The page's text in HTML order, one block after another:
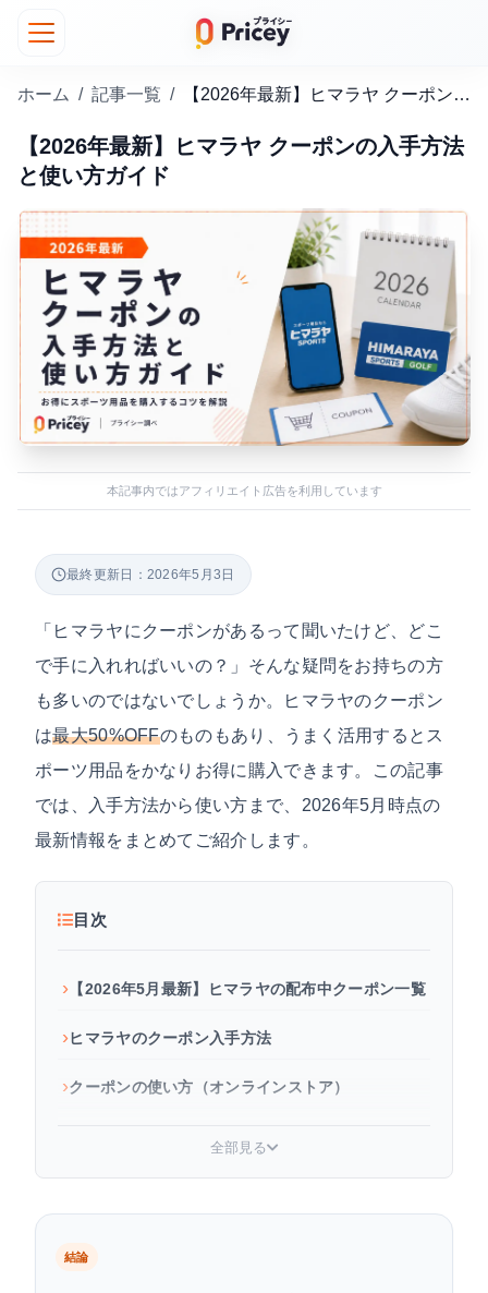
ホーム / 記事一覧 / 【2026年最新】ヒマラヤ クーポンの入手方法と使い方ガイド
【2026年最新】ヒマラヤ クーポンの入手方法
と使い方ガイド
本記事内ではアフィリエイト広告を利用しています
最終更新日：2026年5月3日
「ヒマラヤにクーポンがあるって聞いたけど、どこ
で手に入れればいいの？」そんな疑問をお持ちの方
も多いのではないでしょうか。ヒマラヤのクーポン
は最大50%OFFのものもあり、うまく活用するとス
ポーツ用品をかなりお得に購入できます。この記事
では、入手方法から使い方まで、2026年5月時点の
最新情報をまとめてご紹介します。
目次
【2026年5月最新】ヒマラヤの配布中クーポン一覧
ヒマラヤのクーポン入手方法
クーポンの使い方（オンラインストア）
クーポンが使えない時の対処法
全部見る
結論